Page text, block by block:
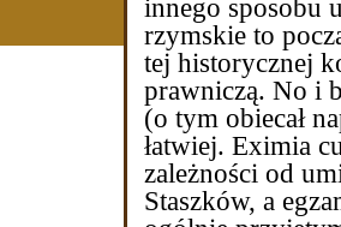
innego sposobu
rzymskie to
tej historycznej
prawniczą. No i
(o tym obiecał
łatwiej. Eximia
zależności od
Staszków, a